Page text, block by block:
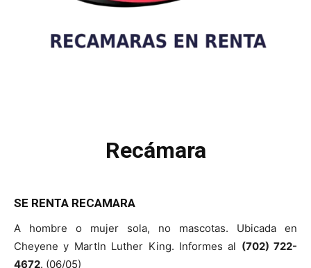
Recámara
SE RENTA RECAMARA
A hombre o mujer sola, no mascotas. Ubicada en
Cheyene y MartIn Luther King. Informes al (702) 722-
4672. (06/05)